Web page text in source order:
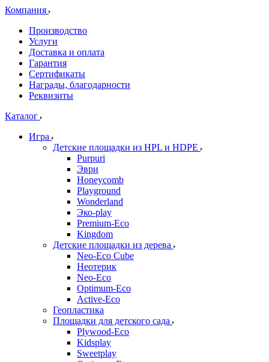
Компания
Производство
Услуги
Доставка и оплата
Гарантия
Сертификаты
Награды, благодарности
Реквизиты
Каталог
Игра
Детские площадки из HPL и HDPE
Purpuri
Эври
Honeycomb
Playground
Wonderland
Эко-play
Premium-Eco
Kingdom
Детские площадки из дерева
Neo-Eco Cube
Неотерик
Neo-Eco
Оptimum-Еco
Active-Eco
Геопластика
Площадки для детского сада
Plywood-Eco
Kidsplay
Sweetplay